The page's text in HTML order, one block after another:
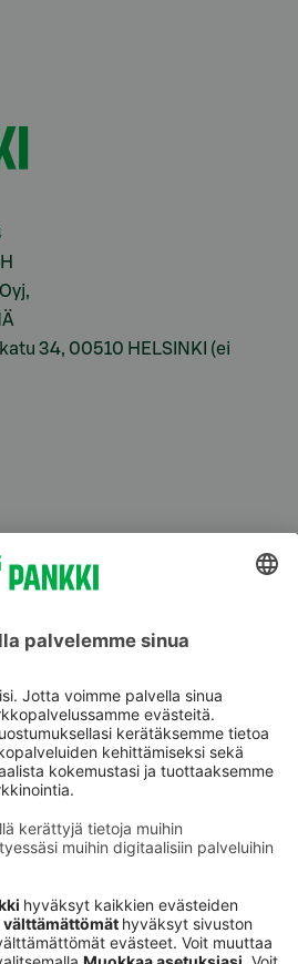
34, 00510 HELSINKI (ei
edellytykset